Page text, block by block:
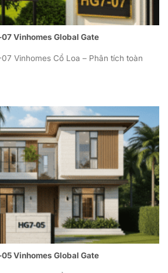
Vinhomes Global Gate
Vinhomes Cổ Loa – Phân tích toàn
Vinhomes Global Gate